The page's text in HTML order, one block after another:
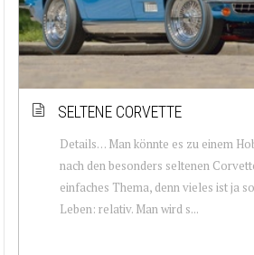
SELTENE CORVETTE
Details… Man könnte es zu einem
nach den besonders seltenen
einfaches Thema, denn vieles ist ja
Leben: relativ. Man wird s...